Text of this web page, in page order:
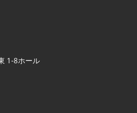
1-8ホール